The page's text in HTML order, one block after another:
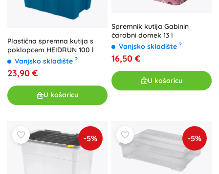
Plastična spremna kutija s
poklopcem HEIDRUN 100 l
Vanjsko skladište ?
23,90 €
U košaricu
Spremnik kutija Gabinin
čarobni domek 13 l
Vanjsko skladište ?
16,50 €
U košaricu
-5% -5%